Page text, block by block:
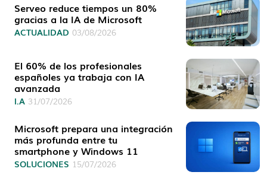
Serveo reduce tiempos un 80%
gracias a la IA de Microsoft
ACTUALIDAD 03/08/2026
El 60% de los profesionales
españoles ya trabaja con IA
avanzada
I.A 31/07/2026
Microsoft prepara una integración
más profunda entre tu
smartphone y Windows 11
SOLUCIONES 15/07/2026